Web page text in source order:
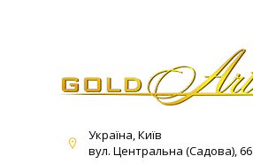
Україна, Київ
вул. Центральна (Садова), 66